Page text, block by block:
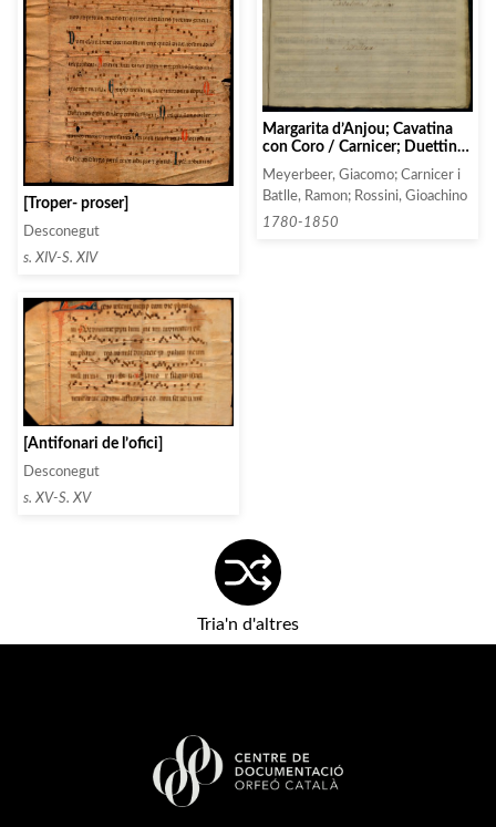
[Troper- proser]
Desconegut
s. XIV-S. XIV
Margarita d’Anjou; Cavatina
con Coro / Carnicer; Duettino
/ nel / Demetrio e Polibio /
Prosini
Meyerbeer, Giacomo; Carnicer i
Batlle, Ramon; Rossini, Gioachino
1780-1850
[Antifonari de l’ofici]
Desconegut
s. XV-S. XV
Tria'n d'altres